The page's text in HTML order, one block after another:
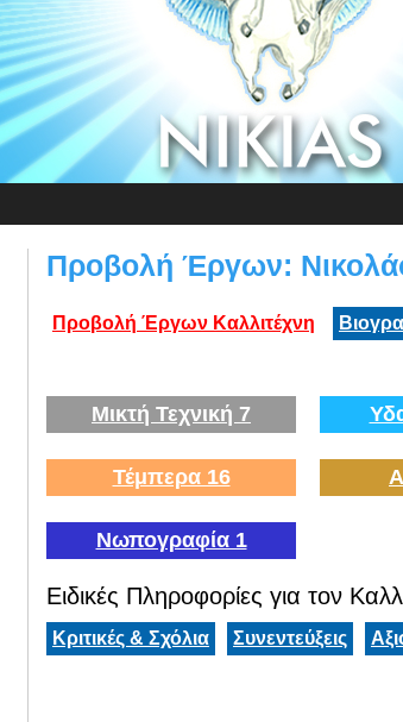
Προβολή Έργων:
Προβολή Έργων Καλλιτέχνη
Μικτή Τεχνική 7
Τέμπερα 16
Νωπογραφία 1
Ειδικές Πληροφορίες για τον
Κριτικές & Σχόλια Συνεντεύξεις